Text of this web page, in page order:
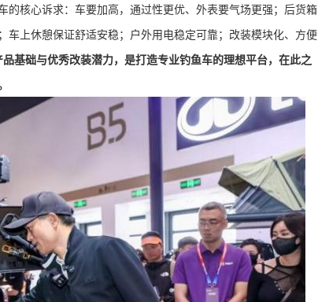
的核心诉求：车要加高，通过性更优、外表要气场更强；后货箱
车上休憩保证舒适安稳；户外用电稳定可靠；改装模块化、方便
基础与优秀改装潜力，是打造专业钓鱼车的理想平台，在此之